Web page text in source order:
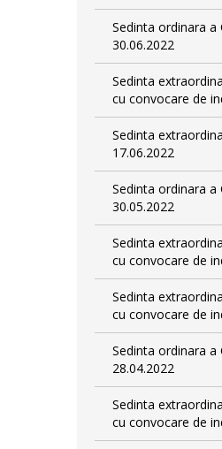
Sedinta ordinara a
30.06.2022
Sedinta
cu convocare de
Sedinta
17.06.2022
Sedinta ordinara a
30.05.2022
Sedinta
cu convocare de
Sedinta
cu convocare de
Sedinta ordinara a
28.04.2022
Sedinta
cu convocare de